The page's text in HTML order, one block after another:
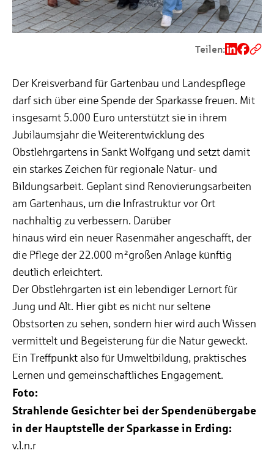
Teilen:
Der Kreisverband für Gartenbau und Landespflege
darf sich über eine Spende der Sparkasse freuen. Mit
insgesamt 5.000 Euro unterstützt sie in ihrem
Jubiläumsjahr die Weiterentwicklung des
Obstlehrgartens in Sankt Wolfgang und setzt damit
ein starkes Zeichen für regionale Natur- und
Bildungsarbeit. Geplant sind Renovierungsarbeiten
am Gartenhaus, um die Infrastruktur vor Ort
nachhaltig zu verbessern. Darüber
hinaus wird ein neuer Rasenmäher angeschafft, der
die Pflege der 22.000 m²großen Anlage künftig
deutlich erleichtert.
Der Obstlehrgarten ist ein lebendiger Lernort für
Jung und Alt. Hier gibt es nicht nur seltene
Obstsorten zu sehen, sondern hier wird auch Wissen
vermittelt und Begeisterung für die Natur geweckt.
Ein Treffpunkt also für Umweltbildung, praktisches
Lernen und gemeinschaftliches Engagement.
Foto:
Strahlende Gesichter bei der Spendenübergabe
in der Hauptstelle der Sparkasse in Erding:
v.l.n.r